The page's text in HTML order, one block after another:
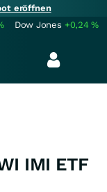
eröffnen
Dow Jones +0,24%
IMI ETF